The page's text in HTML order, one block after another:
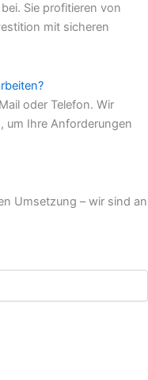
Sie profitieren von
mit sicheren
oder Telefon. Wir
um Ihre Anforderungen
Umsetzung – wir sind an